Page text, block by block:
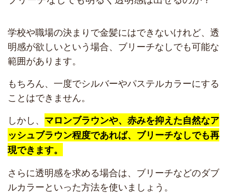
学校や職場の決まりで金髪にはできないけれど、透
明感が欲しいという場合、ブリーチなしでも可能な
範囲があります。
もちろん、一度でシルバーやパステルカラーにする
ことはできません。
しかし、 マロンブラウンや、赤みを抑えた自然なア
ッシュブラウン程度であれば、ブリーチなしでも再
現できます。
さらに透明感を求める場合は、ブリーチなどのダブ
ルカラーといった方法を使いましょう。